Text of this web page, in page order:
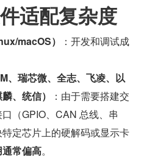
适配复杂度
macOS）
：开发和调试成
、瑞芯微、全志、飞凌、以
、统信）
：由于需要搭建交
（GPIO、CAN 总线、串
定芯片上的硬解码或显示卡
常偏高。